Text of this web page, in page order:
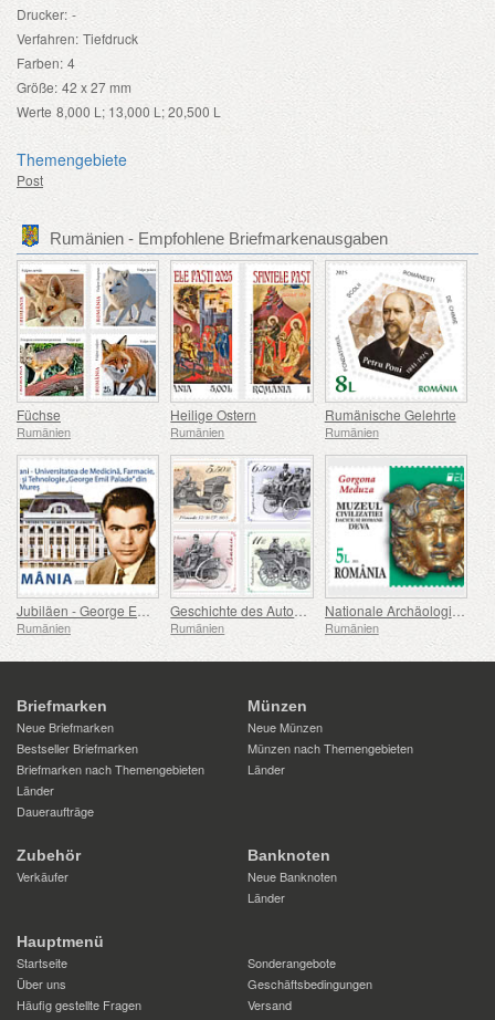
Drucker: -
Verfahren: Tiefdruck
Farben: 4
Größe: 42 x 27 mm
Werte 8,000 L; 13,000 L; 20,500 L
Themengebiete
Post
Rumänien - Empfohlene Briefmarkenausgaben
Füchse
Rumänien
Heilige Ostern
Rumänien
Rumänische Gelehrte
Rumänien
Jubiläen - George Emil Palade Universität für Medizin, Pharmazie, Naturwissenschaften und Technologie von Targu Mures
Rumänien
Geschichte des Automobils (II)
Rumänien
Nationale Archäologische Entdeckungen
Rumänien
Briefmarken
Neue Briefmarken
Bestseller Briefmarken
Briefmarken nach Themengebieten
Länder
Daueraufträge
Münzen
Neue Münzen
Münzen nach Themengebieten
Länder
Zubehör
Verkäufer
Banknoten
Neue Banknoten
Länder
Hauptmenü
Startseite
Sonderangebote
Über uns
Geschäftsbedingungen
Häufig gestellte Fragen
Versand